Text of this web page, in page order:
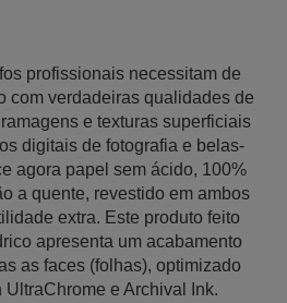
profissionais necessitam de
com verdadeiras qualidades de
e texturas superficiais
digitais de fotografia e belas-
agora papel sem ácido, 100%
a quente, revestido em ambos
extra. Este produto feito
apresenta um acabamento
as faces (folhas), optimizado
UltraChrome e Archival Ink.